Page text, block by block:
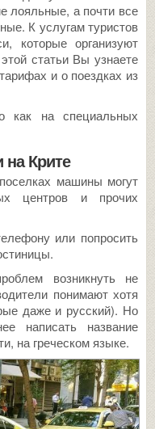
лояльные, а почти все
К услугам туристов
которые организуют
статьи Вы узнаете
и о поездках из
как на специальных
на Крите
машины могут
центров и прочих
или попросить
возникнуть не
понимают хотя
даже и русский). Но
написать название
на греческом языке.